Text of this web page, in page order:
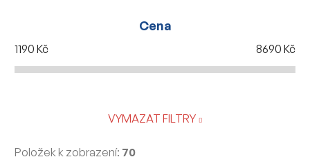
Cena
1190 Kč 8690 Kč
VYMAZAT FILTRY
Položek k zobrazení: 70